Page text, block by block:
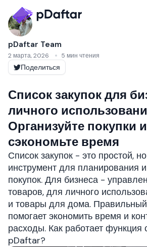
pDaftar Team
2 марта, 2026
5 мин чтения
Поделиться
Список закупок для
личного
Организуйте покупки и
сэкономьте время
Список закупок - это простой,
инструмент для планирования
покупок. Для бизнеса -
товаров, для личного
и товары для дома.
помогает экономить время и
расходы. Как работает функция
pDaftar?